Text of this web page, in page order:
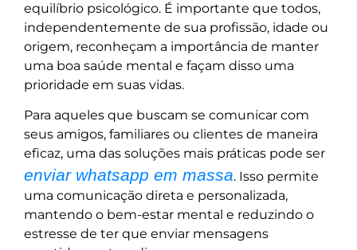
equilíbrio psicológico. É importante que todos,
independentemente de sua profissão, idade ou
origem, reconheçam a importância de manter
uma boa saúde mental e façam disso uma
prioridade em suas vidas.
Para aqueles que buscam se comunicar com
seus amigos, familiares ou clientes de maneira
eficaz, uma das soluções mais práticas pode ser
enviar whatsapp em massa. Isso permite
uma comunicação direta e personalizada,
mantendo o bem-estar mental e reduzindo o
estresse de ter que enviar mensagens